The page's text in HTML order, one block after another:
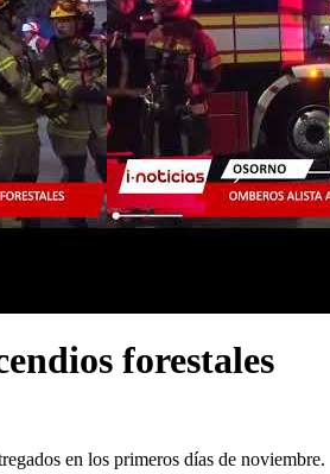
forestales
en los primeros días de noviembre.